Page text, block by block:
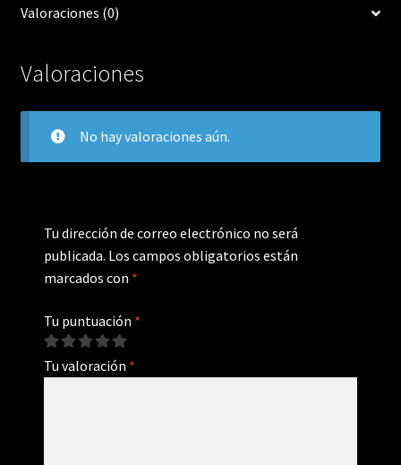
Valoraciones (0)
Valoraciones
No hay valoraciones aún.
Tu dirección de correo electrónico no será
publicada. Los campos obligatorios están
marcados con *
Tu puntuación *
Tu valoración *